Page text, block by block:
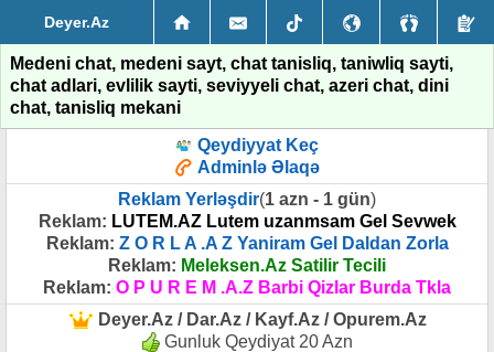
Deyer.Az
Medeni chat, medeni sayt, chat tanisliq, taniwliq sayti,
chat adlari, evlilik sayti, seviyyeli chat, azeri chat, dini
chat, tanisliq mekani
Qeydiyyat Keç
Adminlə Əlaqə
Reklam Yerləşdir(1 azn - 1 gün)
Reklam: LUTEM.AZ Lutem uzanmsam Gel Sevwek
Reklam: Z O R L A .A Z Yaniram Gel Daldan Zorla
Reklam: Meleksen.Az Satilir Tecili
Reklam: O P U R E M .A.Z Barbi Qizlar Burda Tkla
Deyer.Az / Dar.Az / Kayf.Az / Opurem.Az
Gunluk Qeydiyat 20 Azn